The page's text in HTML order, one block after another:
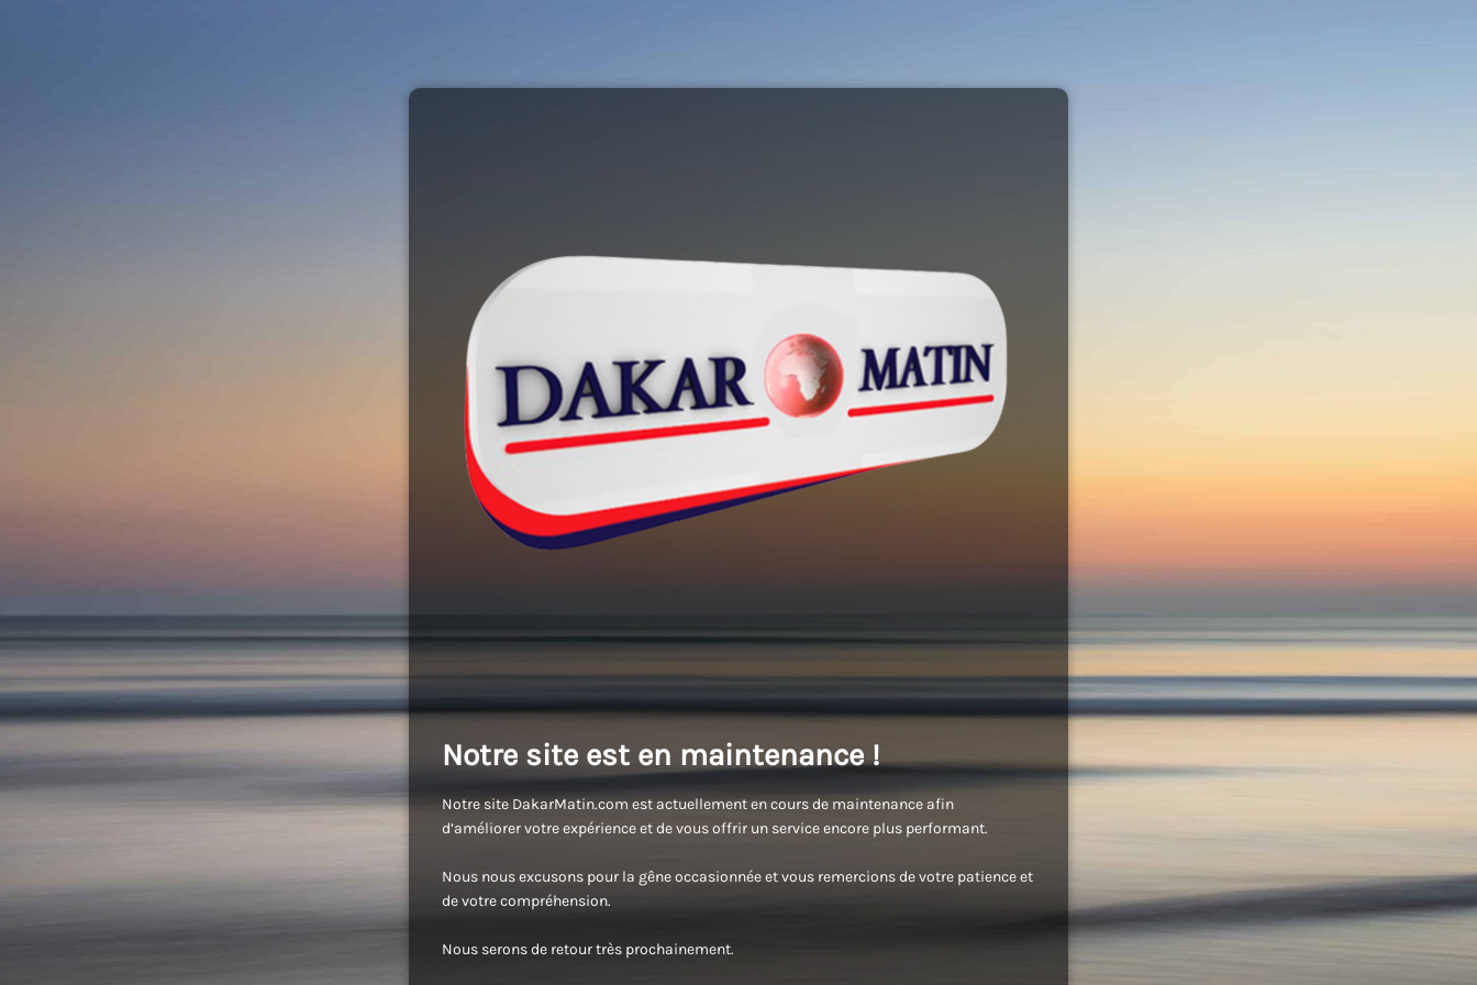
Notre site est en maintenance !
Notre site DakarMatin.com est actuellement en cours de maintenance afin
d’améliorer votre expérience et de vous offrir un service encore plus performant.
Nous nous excusons pour la gêne occasionnée et vous remercions de votre patience et
de votre compréhension.
Nous serons de retour très prochainement.